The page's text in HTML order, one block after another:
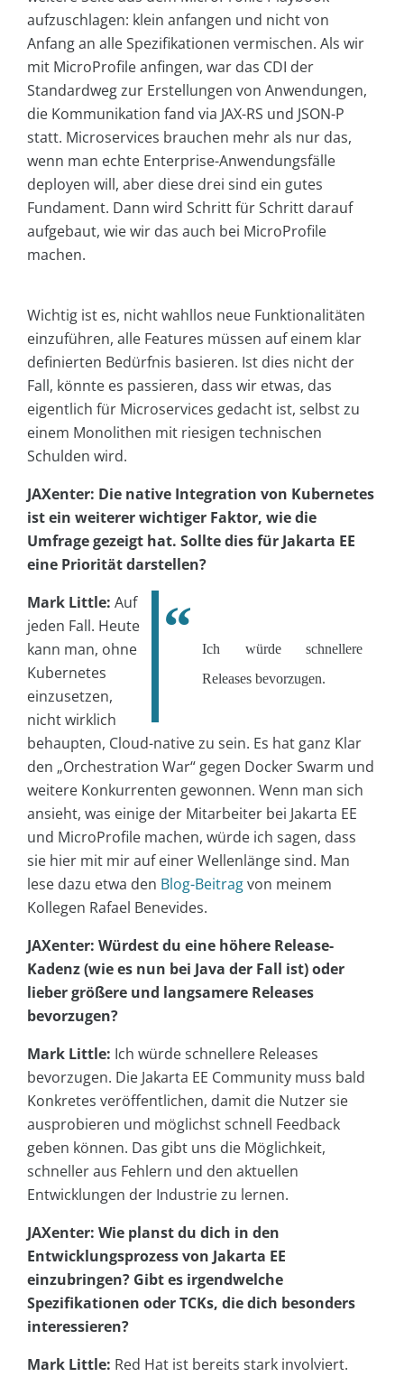
aufzuschlagen: klein anfangen und nicht von
Anfang an alle Spezifikationen vermischen. Als wir
mit MicroProfile anfingen, war das CDI der
Standardweg zur Erstellungen von Anwendungen,
die Kommunikation fand via JAX-RS und JSON-P
statt. Microservices brauchen mehr als nur das,
wenn man echte Enterprise-Anwendungsfälle
deployen will, aber diese drei sind ein gutes
Fundament. Dann wird Schritt für Schritt darauf
aufgebaut, wie wir das auch bei MicroProfile
machen.
Wichtig ist es, nicht wahllos neue Funktionalitäten
einzuführen, alle Features müssen auf einem klar
definierten Bedürfnis basieren. Ist dies nicht der
Fall, könnte es passieren, dass wir etwas, das
eigentlich für Microservices gedacht ist, selbst zu
einem Monolithen mit riesigen technischen
Schulden wird.
JAXenter: Die native Integration von Kubernetes
ist ein weiterer wichtiger Faktor, wie die
Umfrage gezeigt hat. Sollte dies für Jakarta EE
eine Priorität darstellen?
Ich würde schnellere
Releases bevorzugen.
Mark Little: Auf
jeden Fall. Heute
kann man, ohne
Kubernetes
einzusetzen,
nicht wirklich
behaupten, Cloud-native zu sein. Es hat ganz Klar
den „Orchestration War“ gegen Docker Swarm und
weitere Konkurrenten gewonnen. Wenn man sich
ansieht, was einige der Mitarbeiter bei Jakarta EE
und MicroProfile machen, würde ich sagen, dass
sie hier mit mir auf einer Wellenlänge sind. Man
lese dazu etwa den Blog-Beitragvon meinem
Kollegen Rafael Benevides.
JAXenter: Würdest du eine höhere Release-
Kadenz (wie es nun bei Java der Fall ist) oder
lieber größere und langsamere Releases
bevorzugen?
Mark Little: Ich würde schnellere Releases
bevorzugen. Die Jakarta EE Community muss bald
Konkretes veröffentlichen, damit die Nutzer sie
ausprobieren und möglichst schnell Feedback
geben können. Das gibt uns die Möglichkeit,
schneller aus Fehlern und den aktuellen
Entwicklungen der Industrie zu lernen.
JAXenter: Wie planst du dich in den
Entwicklungsprozess von Jakarta EE
einzubringen? Gibt es irgendwelche
Spezifikationen oder TCKs, die dich besonders
interessieren?
Mark Little: Red Hat ist bereits stark involviert.